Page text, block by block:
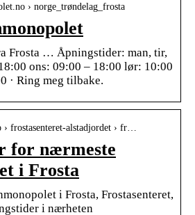
› norge_trøndelag_frosta
Frosta … Åpningstider: man, tir,
ons: 09:00 – 18:00 lør: 10:00
· Ring meg tilbake.
frostasenteret-alstadjordet › fr…
for nærmeste
i Frosta
i Frosta, Frostasenteret,
i nærheten